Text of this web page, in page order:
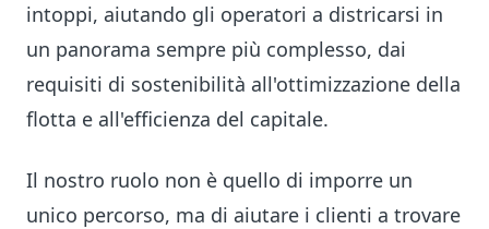
intoppi, aiutando gli operatori a districarsi in
un panorama sempre più complesso, dai
requisiti di sostenibilità all'ottimizzazione della
flotta e all'efficienza del capitale.
Il nostro ruolo non è quello di imporre un
unico percorso, ma di aiutare i clienti a trovare